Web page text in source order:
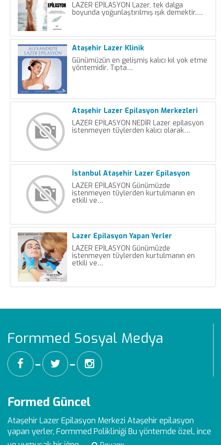
LAZER EPİLASYON Lazer, tek dalga
boyunda yoğunlaştırılmış ışık demektir.…
Ataşehir Lazer Klinik
Günümüzün en gelişmiş kalıcı kıl yok etme
yöntemidir. Tıpta…
Ataşehir Lazer Epilasyon Merkezleri
LAZER EPİLASYON NEDİR Lazer epilasyon
istenmeyen tüylerden kalıcı olarak…
İstanbul Ataşehir Lazer Epilasyon
LAZER EPİLASYON Günümüzde
istenmeyen tüylerden kurtulmanın en
etkili ve…
Lazer Epilasyon Yapan Yerler
LAZER EPİLASYON Günümüzde
istenmeyen tüylerden kurtulmanın en
etkili ve…
Formmed Sosyal Medya
━ ━
Formed Güncel
Ataşehir Lazer Epilasyon Merkezi Ataşehir epilasyon
yapan yerler, Formmed Polikliniği Bu yöntemde özel, ince